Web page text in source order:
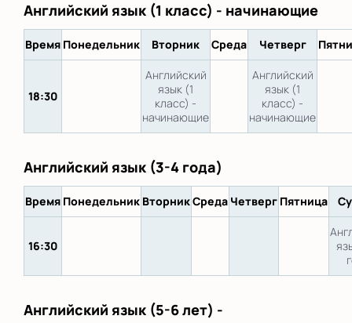
Английский язык (1 класс) - начинающие
Время Понедельник Вторник Среда Четверг
18:30
Английский
язык (1
класс) -
начинающие
Английский
язык (1
класс) -
начинающие
Английский язык (3-4 года)
Время Понедельник ВторникСреда Четверг Пятница
16:30
Английский язык (5-6 лет) -